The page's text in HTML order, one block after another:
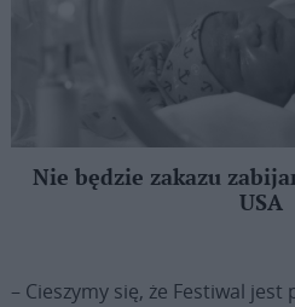
Nie będzie zakazu
USA
– Cieszymy się, że Festiwal